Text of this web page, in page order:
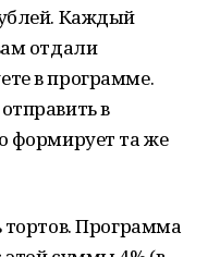
Каждый
отдали
в программе.
в
формирует та же
тортов. Программа